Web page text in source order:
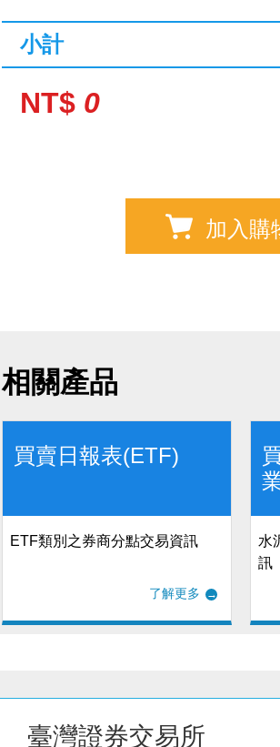
小計
NT$ 0
加入購
相關產品
買賣日報表(ETF)
ETF類別之券商分點交易資訊
了解更多
水
訊
臺灣證券交易所